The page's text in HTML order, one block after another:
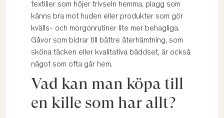
textilier som höjer trivseln hemma, plagg som
känns bra mot huden eller produkter som gör
kvälls- och morgonrutiner lite mer behagliga.
Gåvor som bidrar till bättre återhämtning, som
sköna täcken eller kvalitativa bäddset, är också
något som ofta går hem.
Vad kan man köpa till
en kille som har allt?